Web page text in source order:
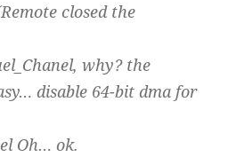
closed the
why? the
disable 64-bit dma for
Oh… ok.